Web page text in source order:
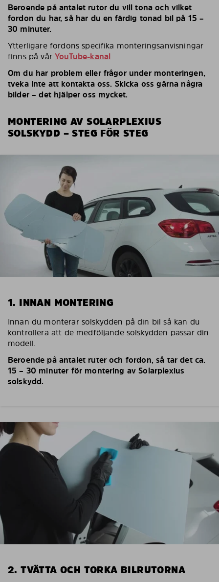
Beroende på antalet rutor du vill tona och vilket
fordon du har, så har du en färdig tonad bil på 15 –
30 minuter.
Ytterligare fordons specifika monteringsanvisningar
finns på vårYouTube-kanal
Om du har problem eller frågor under monteringen,
tveka inte att kontakta oss. Skicka oss gärna några
bilder – det hjälper oss mycket.
MONTERING AV SOLARPLEXIUS
SOLSKYDD – STEG FÖR STEG
1. INNAN MONTERING
Innan du monterar solskydden på din bil så kan du
kontrollera att de medföljande solskydden passar din
modell.
Beroende på antalet ruter och fordon, så tar det ca.
15 – 30 minuter för montering av Solarplexius
solskydd.
2. TVÄTTA OCH TORKA BILRUTORNA